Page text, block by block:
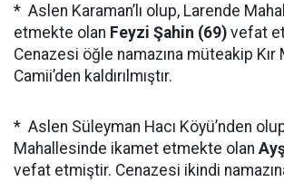
* Aslen Karaman’lı olup, Larende
etmekte olan Feyzi Şahin (69) vefat
Cenazesi öğle namazına müteakip Kır
Camii’den kaldırılmıştır.
* Aslen Süleyman Hacı Köyü’nden
Mahallesinde ikamet etmekte olan
vefat etmiştir. Cenazesi ikindi